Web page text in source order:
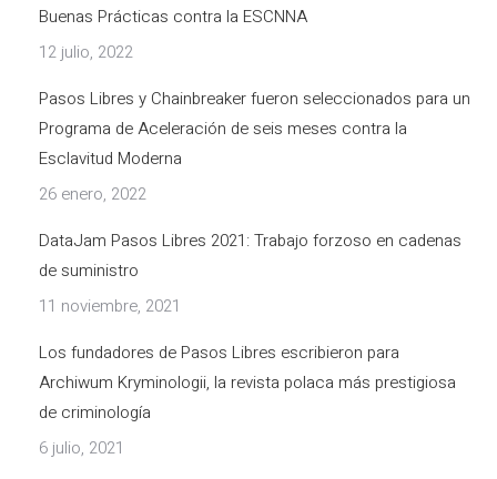
Buenas Prácticas contra la ESCNNA
12 julio, 2022
Pasos Libres y Chainbreaker fueron seleccionados para un
Programa de Aceleración de seis meses contra la
Esclavitud Moderna
26 enero, 2022
DataJam Pasos Libres 2021: Trabajo forzoso en cadenas
de suministro
11 noviembre, 2021
Los fundadores de Pasos Libres escribieron para
Archiwum Kryminologii, la revista polaca más prestigiosa
de criminología
6 julio, 2021